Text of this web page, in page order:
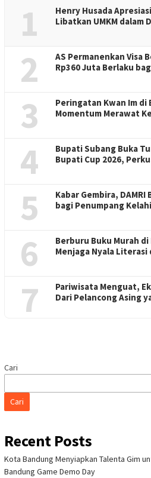
1
Henry Husada
Libatkan UMKM dalam
2
AS Permanenkan Visa
Rp360 Juta Berlaku
3
Peringatan Kwan Im di
Momentum Merawat
4
Bupati Subang Buka
Bupati Cup 2026,
5
Kabar Gembira, DAMRI
bagi Penumpang
6
Berburu Buku Murah
Menjaga Nyala
7
Pariwisata Menguat,
Dari Pelancong Asing
Cari
Cari
Recent Posts
Kota Bandung Menyiapkan Talenta Gim
Bandung Game Demo Day